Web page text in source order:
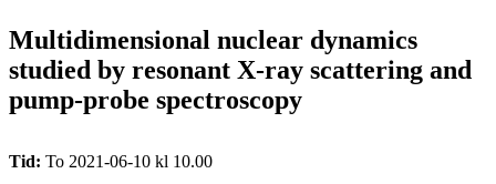
Multidimensional nuclear dynamics
studied by resonant X-ray scattering and
pump-probe spectroscopy
Tid: To 2021-06-10 kl 10.00